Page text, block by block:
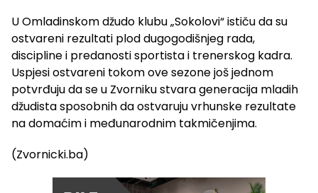
U Omladinskom džudo klubu „Sokolovi“ ističu da su
ostvareni rezultati plod dugogodišnjeg rada,
discipline i predanosti sportista i trenerskog kadra.
Uspjesi ostvareni tokom ove sezone još jednom
potvrđuju da se u Zvorniku stvara generacija mladih
džudista sposobnih da ostvaruju vrhunske rezultate
na domaćim i međunarodnim takmičenjima.
(Zvornicki.ba)